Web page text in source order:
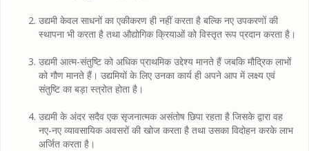
उद्यमी केवल साधनों का एकीकरण ही नहीं करता है बल्कि नए उपकरणों की
स्थापना भी करता है तथा औद्योगिक क्रियाओं को विस्तृत रूप प्रदान करता है।
उद्यमी आत्म-संतुष्टि को अधिक प्राथमिक उद्देश्य मानते हैं जबकि मौद्रिक लाभों
को गौण मानते हैं। उद्यमियों के लिए उनका कार्य ही अपने आप में लक्ष्य एवं
संतुष्टि का बड़ा स्त्रोत होता है।
उद्यमी के अंदर सदैव एक सृजनात्मक असंतोष छिपा रहता है जिसके द्वारा वह
नए-नए व्यावसायिक अवसरों की खोज करता है तथा उसका विदोहन करके लाभ
अर्जित करता है।